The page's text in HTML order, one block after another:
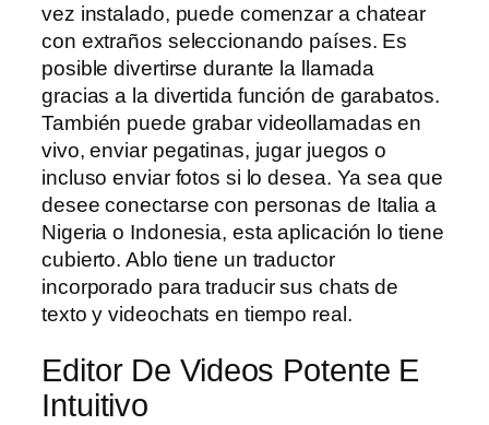
vez instalado, puede comenzar a chatear
con extraños seleccionando países. Es
posible divertirse durante la llamada
gracias a la divertida función de garabatos.
También puede grabar videollamadas en
vivo, enviar pegatinas, jugar juegos o
incluso enviar fotos si lo desea. Ya sea que
desee conectarse con personas de Italia a
Nigeria o Indonesia, esta aplicación lo tiene
cubierto. Ablo tiene un traductor
incorporado para traducir sus chats de
texto y videochats en tiempo real.
Editor De Videos Potente E
Intuitivo